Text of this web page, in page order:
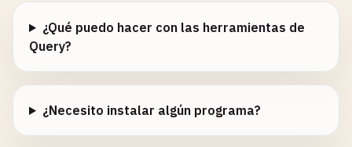
¿Qué puedo hacer con las herramientas de
Query?
¿Necesito instalar algún programa?